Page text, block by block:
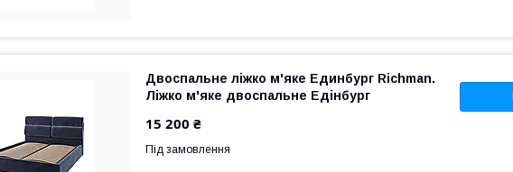
Двоспальне ліжко м'яке Единбург Richman.
Ліжко м'яке двоспальне Едінбург
15 200 ₴
Під замовлення